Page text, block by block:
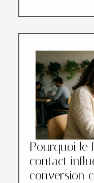
Pourquoi le
contact
conversion